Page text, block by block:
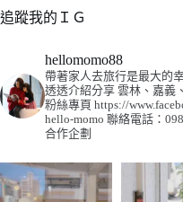
追蹤我的ＩＧ
hellomomo88
帶著家人去旅行是最大的
透透介紹分享 雲林、嘉義
粉絲專頁 https://
hello-momo 聯絡電話：
合作企劃